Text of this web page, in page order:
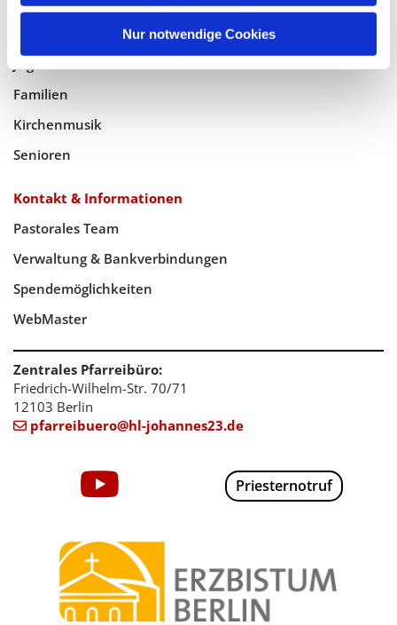
Nur notwendige Cookies
Familien
Kirchenmusik
Senioren
Kontakt & Informationen
Pastorales Team
Verwaltung & Bankverbindungen
Spendemöglichkeiten
WebMaster
Zentrales Pfarreibüro:
Friedrich-Wilhelm-Str. 70/71
12103 Berlin
 pfarreibuero@hl-johannes23.de
Priesternotruf